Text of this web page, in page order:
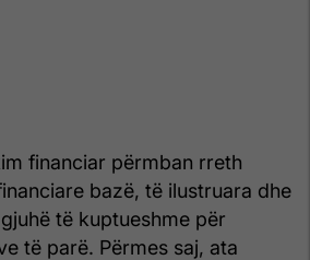
financiar përmban rreth
bazë, të ilustruara dhe
të kuptueshme për
të parë. Përmes saj, ata